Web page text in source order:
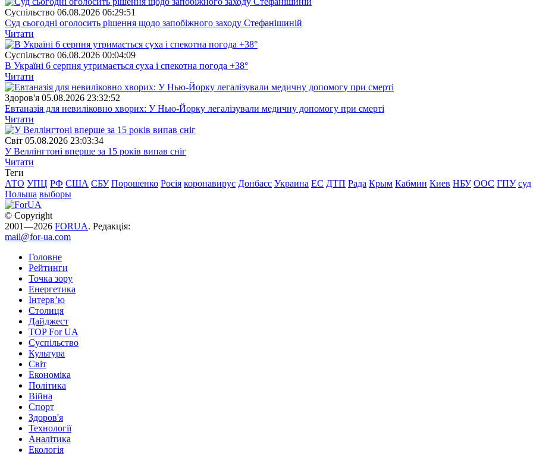
Суспiльство 06.08.2026 06:29:51
Суд сьогодні оголосить рішення щодо запобіжного заходу Стефанішиній
Читати
Суспiльство 06.08.2026 00:04:09
В Україні 6 серпня утримається суха і спекотна погода +38°
Читати
Здоров'я 05.08.2026 23:32:52
Евтаназія для невиліковно хворих: У Нью-Йорку легалізували медичну допомогу при смерті
Читати
Свiт 05.08.2026 23:03:34
У Веллінгтоні вперше за 15 років випав сніг
Читати
Теги
АТО УПЦ РФ США СБУ Порошенко Росія коронавирус Донбасс Украина ЕС ДТП Рада Крым Кабмин Киев НБУ ООС ГПУ суд
Польша выборы
© Copyright
2001—2026 FORUA. Редакція:
mail@for-ua.com
Головне
Рейтинги
Точка зору
Енергетика
Інтерв’ю
Столиця
Дайджест
TOP For UA
Суспiльство
Культура
Світ
Економіка
Політика
Війна
Спорт
Здоров'я
Технології
Аналітика
Екологія